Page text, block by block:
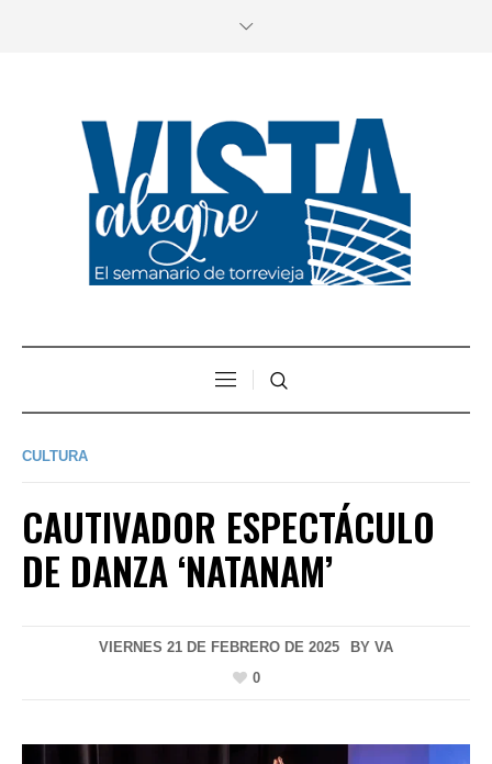
CULTURA
CAUTIVADOR ESPECTÁCULO
DE DANZA ‘NATANAM’
VIERNES 21 DE FEBRERO DE 2025 BY VA
0